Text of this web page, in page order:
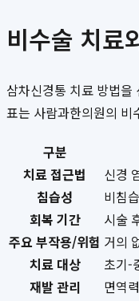
비수술 치료
삼차신경통 치료 방법
표는 사람과한의원의 비
구분
치료 접근법
신경
침습성
비침
회복 기간
시술
주요 부작용/위험 거의
치료 대상
초기-
재발 관리
면역